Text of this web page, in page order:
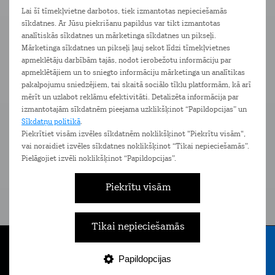
Lai šī tīmekļvietne darbotos, tiek izmantotas nepieciešamās
sīkdatnes. Ar Jūsu piekrišanu papildus var tikt izmantotas
analītiskās sīkdatnes un mārketinga sīkdatnes un pikseļi.
Mārketinga sīkdatnes un pikseļi ļauj sekot līdzi tīmekļvietnes
apmeklētāju darbībām tajās, nodot ierobežotu informāciju par
apmeklētājiem un to sniegto informāciju mārketinga un analītikas
pakalpojumu sniedzējiem, tai skaitā sociālo tīklu platformām, kā arī
mērīt un uzlabot reklāmu efektivitāti. Detalizēta informācija par
izmantotajām sīkdatnēm pieejama uzklikšķinot “Papildopcijas” un
Sīkdatņu politikā.
Piekrītiet visām izvēles sīkdatnēm noklikšķinot "Piekrītu visām",
vai noraidiet izvēles sīkdatnes noklikšķinot “Tikai nepieciešamās”.
Pielāgojiet izvēli noklikšķinot “Papildopcijas”.
Piekrītu visām
Tikai nepieciešamās
Papildopcijas
E-veikals
Vairāk informācijas par piegādes iespējām meklē
Ierīces Pakalpojumi Komplimenti
Tarifu plāns Bizness
Eiropa 1,5 GB
Bezlimita zvani un SMS Latvijā un